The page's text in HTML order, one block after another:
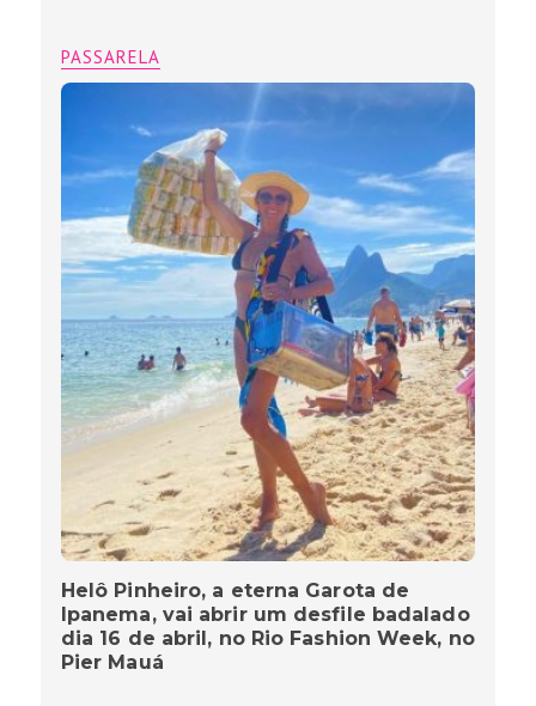
PASSARELA
Helô Pinheiro, a eterna Garota de
Ipanema, vai abrir um desfile badalado
dia 16 de abril, no Rio Fashion Week, no
Pier Mauá